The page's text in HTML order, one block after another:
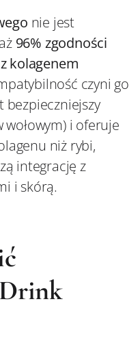
nie jest
96% zgodności
kolagenem
czyni go
bezpieczniejszy
i oferuje
niż rybi,
integrację z
i skórą.